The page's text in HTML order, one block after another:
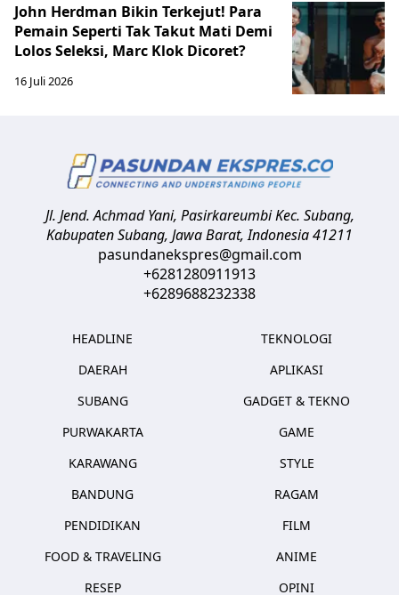
John Herdman Bikin Terkejut! Para
Pemain Seperti Tak Takut Mati Demi
Lolos Seleksi, Marc Klok Dicoret?
16 Juli 2026
Jl. Jend. Achmad Yani, Pasirkareumbi Kec. Subang,
Kabupaten Subang, Jawa Barat,Indonesia41211
pasundanekspres@gmail.com
+6281280911913
+6289688232338
HEADLINE
DAERAH
SUBANG
PURWAKARTA
KARAWANG
BANDUNG
PENDIDIKAN
FOOD & TRAVELING
RESEP
TEKNOLOGI
APLIKASI
GADGET & TEKNO
GAME
STYLE
RAGAM
FILM
ANIME
OPINI